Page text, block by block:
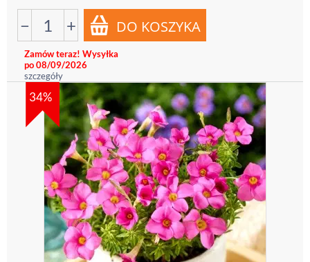
− +
Zamów teraz! Wysyłka
po 08/09/2026
szczegóły
34%